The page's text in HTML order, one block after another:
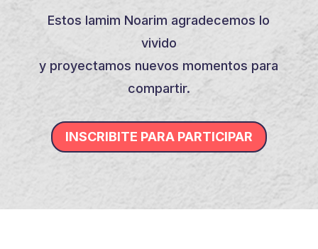
Estos Iamim Noarim agradecemos lo
vivido
y proyectamos nuevos momentos para
compartir.
INSCRIBITE PARA PARTICIPAR